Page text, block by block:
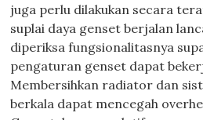
juga perlu dilakukan secara
suplai daya genset berjalan
diperiksa fungsionalitasnya
pengaturan genset dapat
Membersihkan radiator dan
berkala dapat mencegah